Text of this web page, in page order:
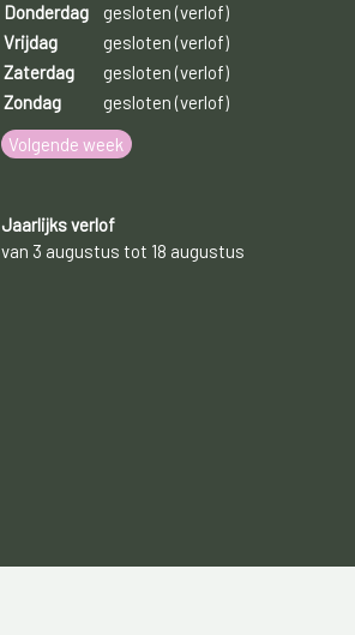
Donderdag
gesloten (verlof)
Vrijdag
gesloten (verlof)
Zaterdag
gesloten (verlof)
Zondag
gesloten (verlof)
Volgende week
Jaarlijks verlof
van 3 augustus tot 18 augustus